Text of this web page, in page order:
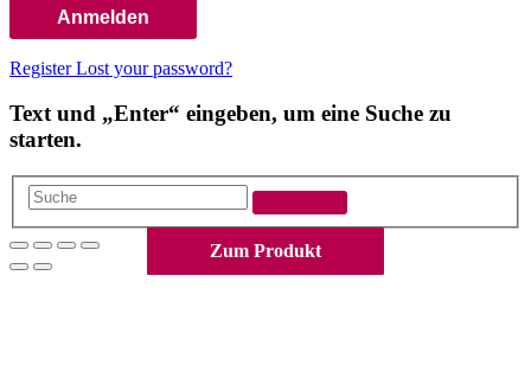
Zum Produkt
Zum Produkt
Zum Produkt
Zum Produkt
Zum Produkt
Zum Produkt
Zum Produkt
Zum Produkt
Zum Produkt
Zum Produkt
Zum Produkt
Zum Produkt
Register Lost your password?
Text und „Enter“ eingeben, um eine Suche zu
starten.
Suche
Nach
oben